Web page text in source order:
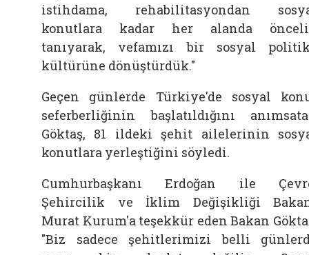
istihdama, rehabilitasyondan
konutlara kadar her alanda
tanıyarak, vefamızı bir sosyal
kültürüne dönüştürdük."
Geçen günlerde Türkiye'de sosyal
seferberliğinin başlatıldığını
Göktaş, 81 ildeki şehit ailelerinin
konutlara yerleştiğini söyledi.
Cumhurbaşkanı Erdoğan ile
Şehircilik ve İklim Değişikliği
Murat Kurum'a teşekkür eden Bakan
"Biz sadece şehitlerimizi belli